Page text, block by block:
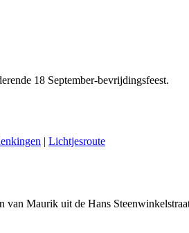
18 September-bevrijdingsfeest.
| Lichtjesroute
Maurik uit de Hans